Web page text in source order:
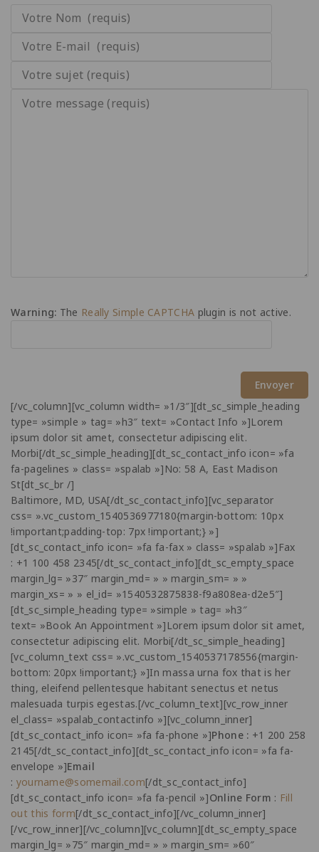
Warning: The Really Simple CAPTCHA plugin is not active.
[/vc_column][vc_column width= »1/3″][dt_sc_simple_heading
type= »simple » tag= »h3″ text= »Contact Info »]Lorem
ipsum dolor sit amet, consectetur adipiscing elit.
Morbi[/dt_sc_simple_heading][dt_sc_contact_info icon= »fa
fa-pagelines » class= »spalab »]No: 58 A, East Madison
St[dt_sc_br /]
Baltimore, MD, USA[/dt_sc_contact_info][vc_separator
css= ».vc_custom_1540536977180{margin-bottom: 10px
!important;padding-top: 7px !important;} »]
[dt_sc_contact_info icon= »fa fa-fax » class= »spalab »]Fax
: +1 100 458 2345[/dt_sc_contact_info][dt_sc_empty_space
margin_lg= »37″ margin_md= » » margin_sm= » »
margin_xs= » » el_id= »1540532875838-f9a808ea-d2e5″]
[dt_sc_simple_heading type= »simple » tag= »h3″
text= »Book An Appointment »]Lorem ipsum dolor sit amet,
consectetur adipiscing elit. Morbi[/dt_sc_simple_heading]
[vc_column_text css= ».vc_custom_1540537178556{margin-
bottom: 20px !important;} »]In massa urna fox that is her
thing, eleifend pellentesque habitant senectus et netus
malesuada turpis egestas.[/vc_column_text][vc_row_inner
el_class= »spalab_contactinfo »][vc_column_inner]
[dt_sc_contact_info icon= »fa fa-phone »]Phone : +1 200 258
2145[/dt_sc_contact_info][dt_sc_contact_info icon= »fa fa-
envelope »]Email
: yourname@somemail.com[/dt_sc_contact_info]
[dt_sc_contact_info icon= »fa fa-pencil »]Online Form : Fill
out this form[/dt_sc_contact_info][/vc_column_inner]
[/vc_row_inner][/vc_column][vc_column][dt_sc_empty_space
margin_lg= »75″ margin_md= » » margin_sm= »60″